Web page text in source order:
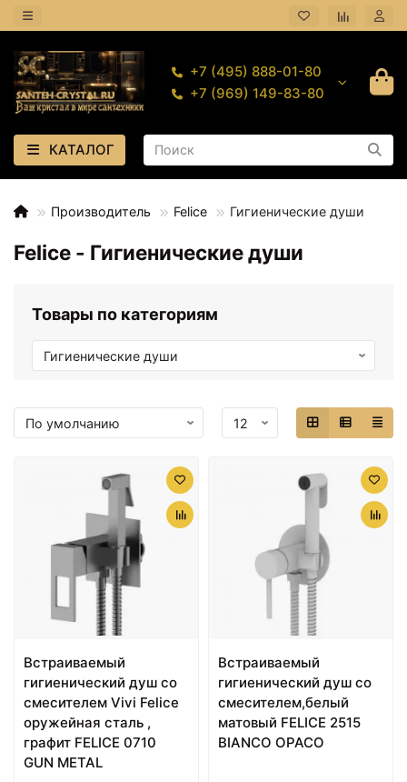
+7 (495) 888-01-80
+7 (969) 149-83-80
КАТАЛОГ
Производитель Felice Гигиенические души
Felice - Гигиенические души
Товары по категориям
Встраиваемый
гигиенический душ со
смесителем Vivi Felice
оружейная сталь ,
графит FELICE 0710
GUN METAL
Встраиваемый
гигиенический душ со
смесителем,белый
матовый FELICE 2515
BIANCO OPACO